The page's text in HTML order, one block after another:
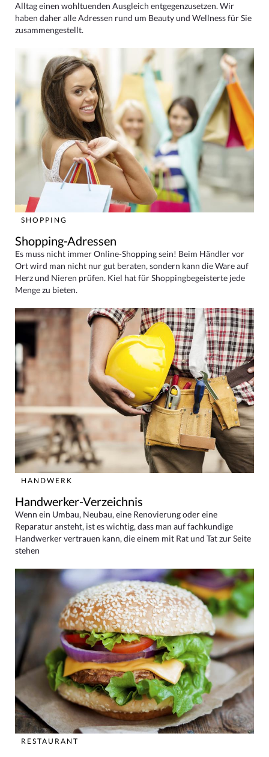
Alltag einen wohltuenden Ausgleich entgegenzusetzen. Wir
haben daher alle Adressen rund um Beauty und Wellness für Sie
zusammengestellt.
SHOPPING
Shopping-Adressen
Es muss nicht immer Online-Shopping sein! Beim Händler vor
Ort wird man nicht nur gut beraten, sondern kann die Ware auf
Herz und Nieren prüfen. Kiel hat für Shoppingbegeisterte jede
Menge zu bieten.
HANDWERK
Handwerker-Verzeichnis
Wenn ein Umbau, Neubau, eine Renovierung oder eine
Reparatur ansteht, ist es wichtig, dass man auf fachkundige
Handwerker vertrauen kann, die einem mit Rat und Tat zur Seite
stehen
RESTAURANT